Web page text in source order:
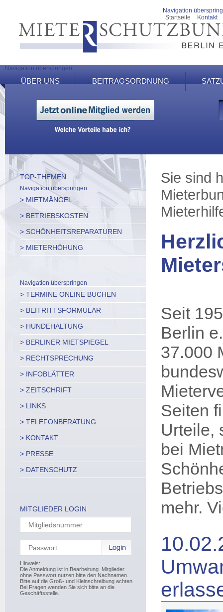
Navigation überspringen
ÜBER UNS BEITRAGSORDNUNG
Navigation
Startseite
Kontakt
TOP-THEMEN
Navigation überspringen
> MIETMÄNGEL
> BETRIEBSKOSTEN
> SCHÖNHEITSREPARATUREN
> MIETERHÖHUNG
Navigation überspringen
> TERMINE ONLINE BUCHEN
> BEITRITTSFORMULAR
> HUNDEHALTUNG
> BERLINER MIETSPIEGEL
> RECHTSPRECHUNG
> INFOBLÄTTER
> ZEITSCHRIFT
> LINKS
> TELEFONBERATUNG
> KONTAKT
> PRESSE
> DATENSCHUTZ
MITGLIEDER LOGIN
Hinweis:
Die Anmeldung ist in Bearbeitung. Mitglieder
ohne Passwort nutzen bitte den Nachnamen.
Bitte auf die Groß- und Kleinschreibung achten.
Bei Fragen wenden Sie sich bitte an die
Geschäftsstelle.
Sie sind
Seit
Berlin
37.000
Seiten
Urteile,
bei
mehr.